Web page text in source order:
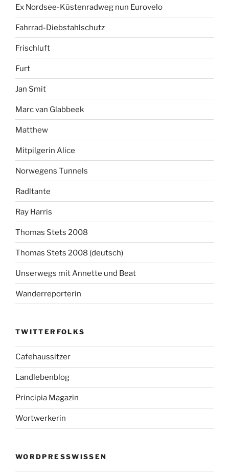
Ex Nordsee-Küstenradweg nun Eurovelo
Fahrrad-Diebstahlschutz
Frischluft
Furt
Jan Smit
Marc van Glabbeek
Matthew
Mitpilgerin Alice
Norwegens Tunnels
Radltante
Ray Harris
Thomas Stets 2008
Thomas Stets 2008 (deutsch)
Unserwegs mit Annette und Beat
Wanderreporterin
TWITTERFOLKS
Cafehaussitzer
Landlebenblog
Principia Magazin
Wortwerkerin
WORDPRESSWISSEN